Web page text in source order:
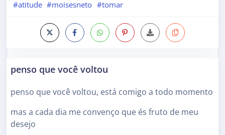
#atitude #moisesneto #tomar
penso que você voltou
penso que você voltou, está comigo a todo momento
mas a cada dia me convenço que és fruto de meu
desejo